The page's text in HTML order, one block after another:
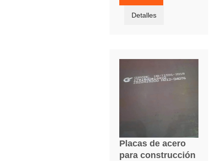
Detalles
Placas de acero
para construcción